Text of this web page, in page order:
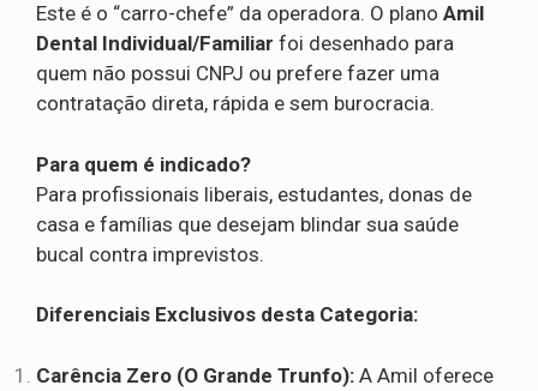
Este é o “carro-chefe” da operadora. O plano Amil
Dental Individual/Familiar foi desenhado para
quem não possui CNPJ ou prefere fazer uma
contratação direta, rápida e sem burocracia.
Para quem é indicado?
Para profissionais liberais, estudantes, donas de
casa e famílias que desejam blindar sua saúde
bucal contra imprevistos.
Diferenciais Exclusivos desta Categoria:
Carência Zero (O Grande Trunfo): A Amil oferece